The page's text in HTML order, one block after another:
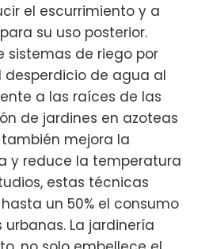
el escurrimiento y a
su uso posterior.
sistemas de riego por
desperdicio de agua al
a las raíces de las
de jardines en azoteas
mejora la
y reduce la temperatura
estas técnicas
un 50% el consumo
La jardinería